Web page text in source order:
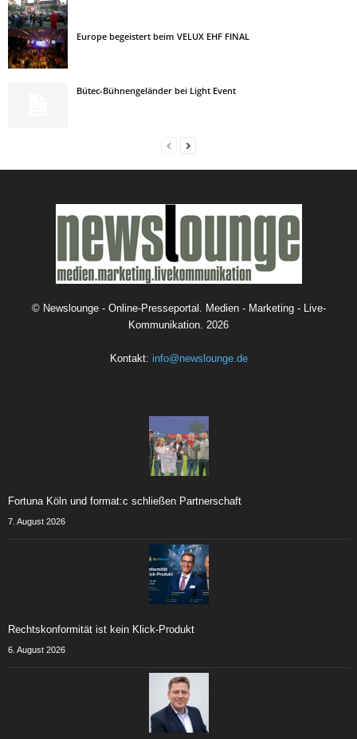
Europe begeistert beim VELUX EHF FINAL
Bütec-Bühnengeländer bei Light Event
© Newslounge - Online-Presseportal. Medien - Marketing - Live-
Kommunikation. 2026
Kontakt: info@newslounge.de
Fortuna Köln und format:c schließen Partnerschaft
7. August 2026
Rechtskonformität ist kein Klick-Produkt
6. August 2026